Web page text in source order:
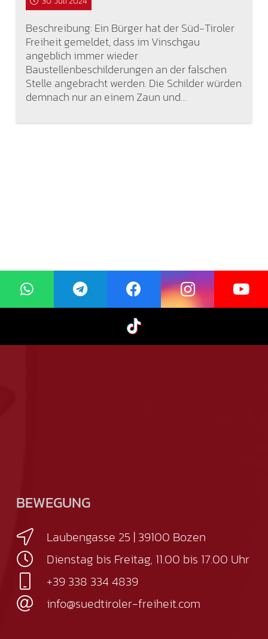
Beschreibung: Ein Bürger hat der Süd-Tiroler
Freiheit gemeldet, dass im Vinschgau
angeblich immer wieder
Baustellenbeschilderungen an der falschen
Stelle angebracht werden. Die Schilder würden
demnach nur an einem Zaun und…
BEWEGUNG
Laubengasse 25 | 39100 Bozen
Dienstag bis Freitag, 11.00 bis 17.00 Uhr
+39 338 334 4839
info@suedtiroler-freiheit.com